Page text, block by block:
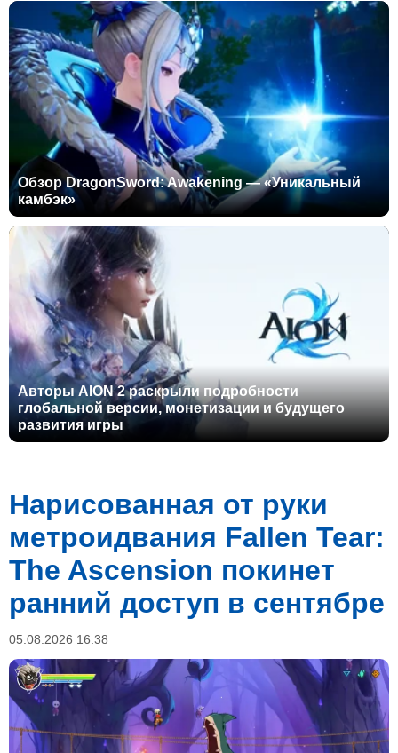
Обзор DragonSword: Awakening — «Уникальный
камбэк»
Авторы AION 2 раскрыли подробности
глобальной версии, монетизации и будущего
развития игры
Нарисованная от руки
метроидвания Fallen Tear:
The Ascension покинет
ранний доступ в сентябре
05.08.2026 16:38